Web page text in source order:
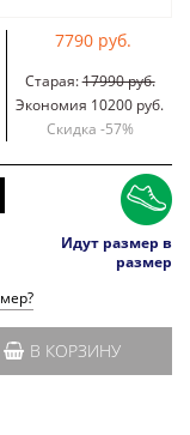
7790 руб.
Старая:17990 руб.
Экономия 10200 руб.
Скидка -57%
Идут размер в
размер
В КОРЗИНУ